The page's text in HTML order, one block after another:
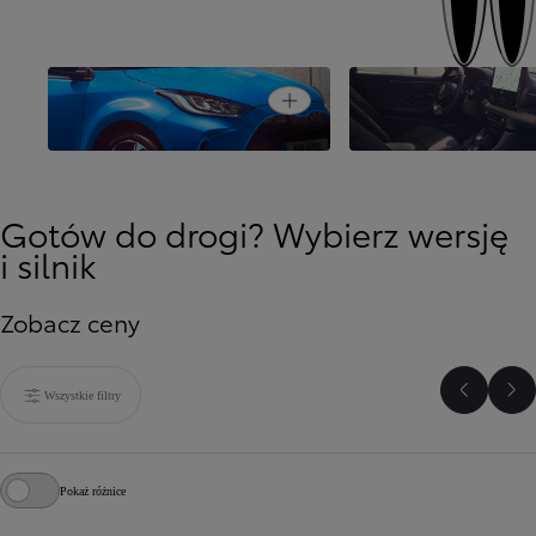
Miejski design
Open card
Nowoczesne
i komfort
Gotów do drogi? Wybierz wersję
i silnik
Zobacz ceny
Wszystkie filtry
Pokaż różnice